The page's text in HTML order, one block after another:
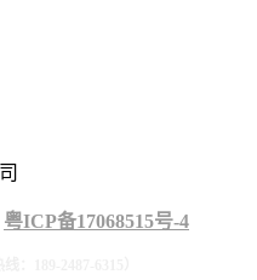
粤ICP备17068515号-4